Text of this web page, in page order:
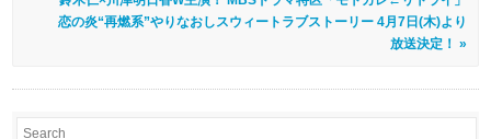
恋の炎“再燃系”やりなおしスウィートラブストーリー 4月7日(木)より
放送決定！ »